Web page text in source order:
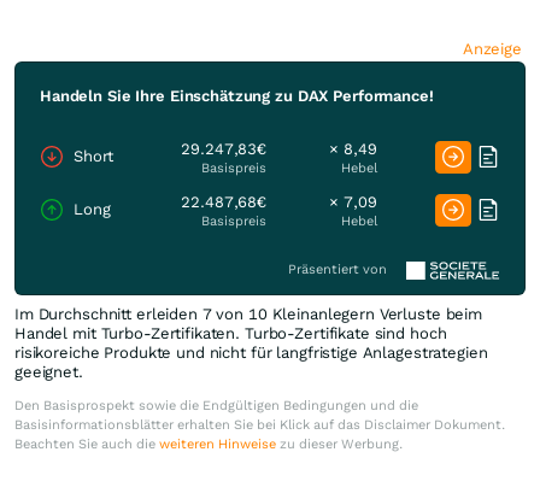
Anzeige
Handeln Sie Ihre Einschätzung zu DAX Performance!
Short 29.247,83€
Basispreis
× 8,49
Hebel
Long 22.487,68€
Basispreis
× 7,09
Hebel
Präsentiert von
Im Durchschnitt erleiden 7 von 10 Kleinanlegern Verluste beim
Handel mit Turbo-Zertifikaten. Turbo-Zertifikate sind hoch
risikoreiche Produkte und nicht für langfristige Anlagestrategien
geeignet.
Den Basisprospekt sowie die Endgültigen Bedingungen und die
Basisinformationsblätter erhalten Sie bei Klick auf das Disclaimer Dokument.
Beachten Sie auch die weiteren Hinweise zu dieser Werbung.